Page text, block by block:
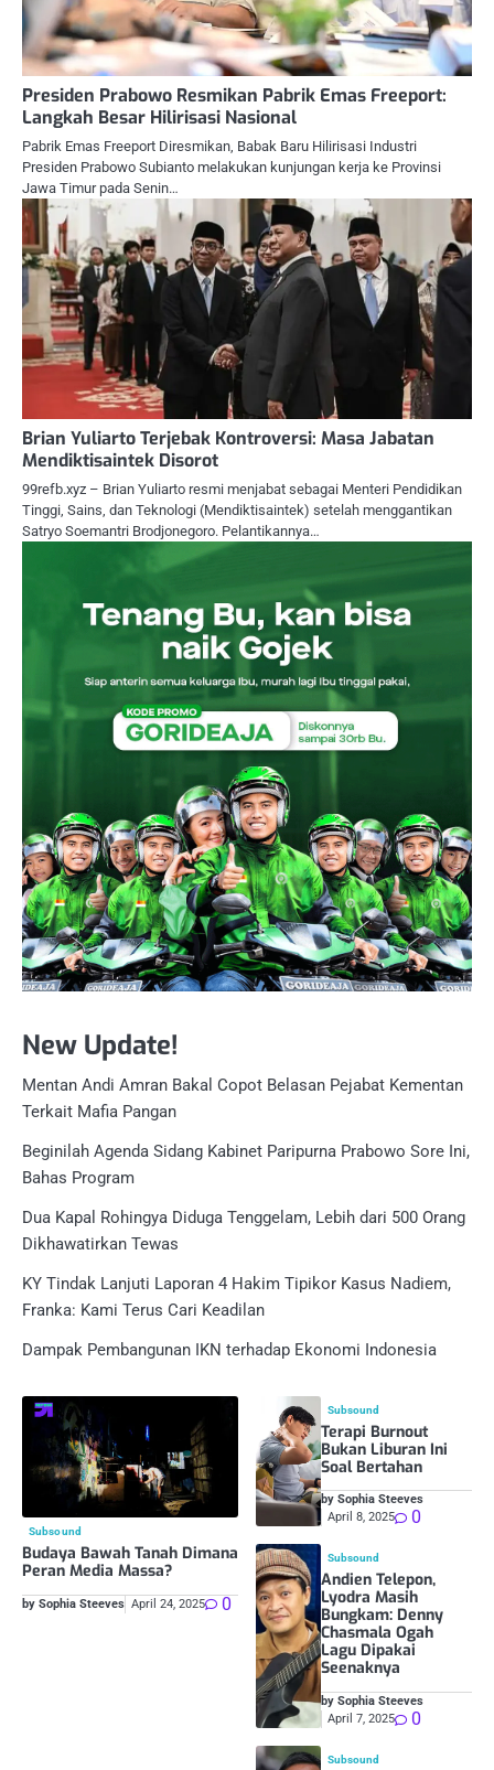
Presiden Prabowo Resmikan Pabrik Emas Freeport:
Langkah Besar Hilirisasi Nasional
Pabrik Emas Freeport Diresmikan, Babak Baru Hilirisasi Industri
Presiden Prabowo Subianto melakukan kunjungan kerja ke Provinsi
Jawa Timur pada Senin…
Brian Yuliarto Terjebak Kontroversi: Masa Jabatan
Mendiktisaintek Disorot
99refb.xyz – Brian Yuliarto resmi menjabat sebagai Menteri Pendidikan
Tinggi, Sains, dan Teknologi (Mendiktisaintek) setelah menggantikan
Satryo Soemantri Brodjonegoro. Pelantikannya…
New Update!
Mentan Andi Amran Bakal Copot Belasan Pejabat Kementan
Terkait Mafia Pangan
Beginilah Agenda Sidang Kabinet Paripurna Prabowo Sore Ini,
Bahas Program
Dua Kapal Rohingya Diduga Tenggelam, Lebih dari 500 Orang
Dikhawatirkan Tewas
KY Tindak Lanjuti Laporan 4 Hakim Tipikor Kasus Nadiem,
Franka: Kami Terus Cari Keadilan
Dampak Pembangunan IKN terhadap Ekonomi Indonesia
Subsound
Budaya Bawah Tanah Dimana
Peran Media Massa?
by Sophia Steeves April 24, 2025 0
Subsound
Terapi Burnout
Bukan Liburan Ini
Soal Bertahan
by Sophia Steeves
April 8, 2025
0
Subsound
Andien Telepon,
Lyodra Masih
Bungkam: Denny
Chasmala Ogah
Lagu Dipakai
Seenaknya
by Sophia Steeves
April 7, 2025
0
Subsound